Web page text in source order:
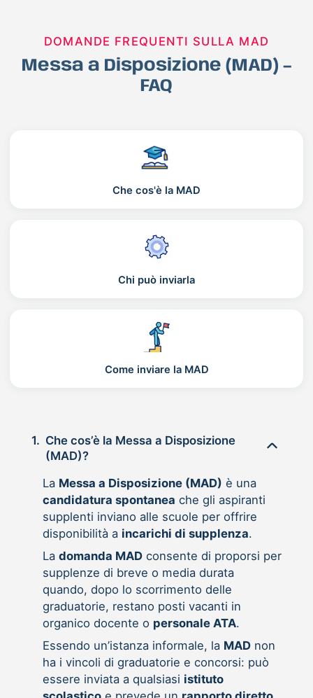
DOMANDE FREQUENTI SULLA MAD
Messa a Disposizione (MAD) –
FAQ
Che cos'è la MAD
Chi può inviarla
Come inviare la MAD
1. Che cos’è la Messa a Disposizione
(MAD)?
La Messa a Disposizione (MAD) è una
candidatura spontanea che gli aspiranti
supplenti inviano alle scuole per offrire
disponibilità a incarichi di supplenza.
La domanda MADconsente di proporsi per
supplenze di breve o media durata
quando, dopo lo scorrimento delle
graduatorie, restano posti vacanti in
organico docente o personale ATA.
Essendo un’istanza informale, la MADnon
ha i vincoli di graduatorie e concorsi: può
essere inviata a qualsiasi istituto